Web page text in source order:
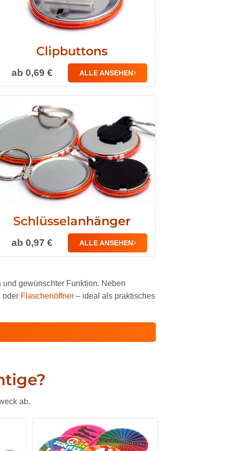
Clipbuttons
ab 0,69 € ALLE ANSEHEN
Schlüsselanhänger
ab 0,97 € ALLE ANSEHEN
gewünschter Funktion. Neben
oder Flaschenöffner– ideal als praktisches
ab.